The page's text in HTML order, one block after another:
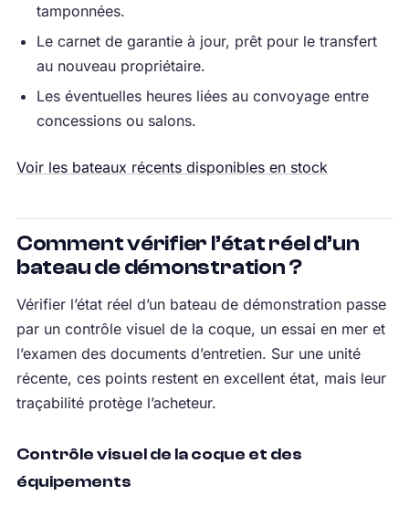
tamponnées.
Le carnet de garantie à jour, prêt pour le transfert
au nouveau propriétaire.
Les éventuelles heures liées au convoyage entre
concessions ou salons.
Voir les bateaux récents disponibles en stock
Comment vérifier l’état réel d’un
bateau de démonstration ?
Vérifier l’état réel d’un bateau de démonstration passe
par un contrôle visuel de la coque, un essai en mer et
l’examen des documents d’entretien. Sur une unité
récente, ces points restent en excellent état, mais leur
traçabilité protège l’acheteur.
Contrôle visuel de la coque et des
équipements